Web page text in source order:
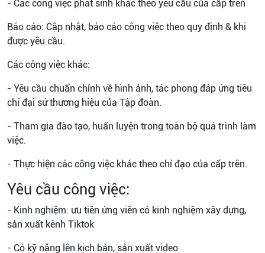
- Các công việc phát sinh khác theo yêu cầu của cấp trên
Báo cáo: Cập nhật, báo cáo công việc theo quy định & khi
được yêu cầu.
Các công việc khác:
- Yêu cầu chuẩn chỉnh về hình ảnh, tác phong đáp ứng tiêu
chí đại sứ thương hiệu của Tập đoàn.
- Tham gia đào tạo, huấn luyện trong toàn bộ quá trình làm
việc.
- Thực hiện các công việc khác theo chỉ đạo của cấp trên.
Yêu cầu công việc:
- Kinh nghiệm: ưu tiên ứng viên có kinh nghiệm xây dựng,
sản xuất kênh Tiktok
- Có kỹ năng lên kịch bản, sản xuất video